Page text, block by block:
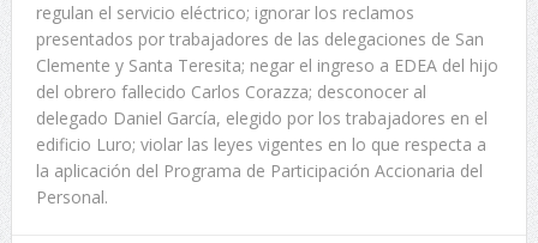
regulan el servicio eléctrico; ignorar los reclamos
presentados por trabajadores de las delegaciones de San
Clemente y Santa Teresita; negar el ingreso a EDEA del hijo
del obrero fallecido Carlos Corazza; desconocer al
delegado Daniel García, elegido por los trabajadores en el
edificio Luro; violar las leyes vigentes en lo que respecta a
la aplicación del Programa de Participación Accionaria del
Personal.